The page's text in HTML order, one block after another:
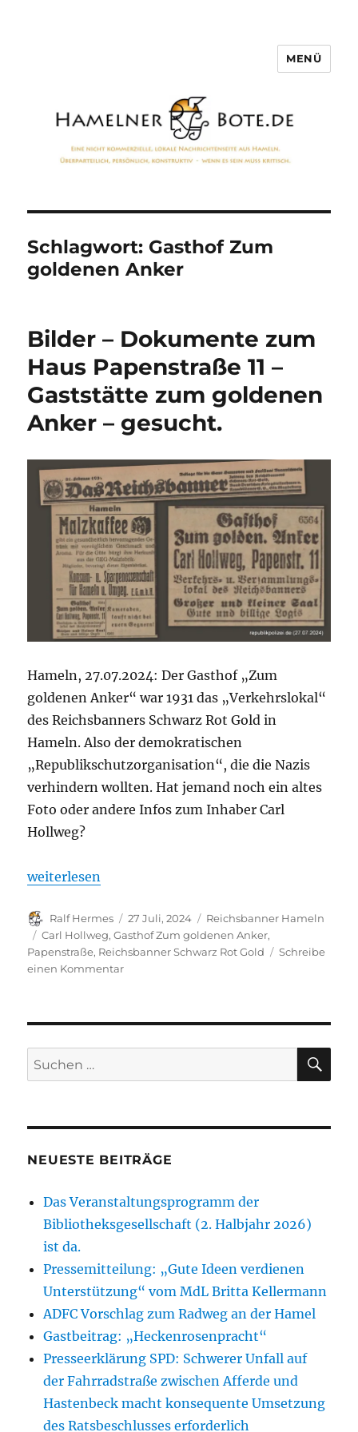
MENÜ
Schlagwort: Gasthof Zum
goldenen Anker
Bilder – Dokumente zum
Haus Papenstraße 11 –
Gaststätte zum goldenen
Anker – gesucht.
Hameln, 27.07.2024: Der Gasthof „Zum
goldenen Anker“ war 1931 das „Verkehrslokal“
des Reichsbanners Schwarz Rot Gold in
Hameln. Also der demokratischen
„Republikschutzorganisation“, die die Nazis
verhindern wollten. Hat jemand noch ein altes
Foto oder andere Infos zum Inhaber Carl
Hollweg?
„Bilder – Dokumente zum Haus Papenstraße 11 –
weiterlesen
Autor
Ralf Hermes
Veröffentlicht
am
27 Juli, 2024 Kategorien
Reichsbanner Hameln
Schlagwörter
Carl Hollweg,Gasthof Zum goldenen Anker,
Papenstraße, Reichsbanner Schwarz Rot Gold
Schreibe
einen Kommentarzu
Haus
11
goldenen
gesucht.
Suchen
nach:
NEUESTE BEITRÄGE
Das Veranstaltungsprogramm der
Bibliotheksgesellschaft (2. Halbjahr 2026)
ist da.
Pressemitteilung: „Gute Ideen verdienen
Unterstützung“ vom MdL Britta Kellermann
ADFC Vorschlag zum Radweg an der Hamel
Gastbeitrag: „Heckenrosenpracht“
Presseerklärung SPD: Schwerer Unfall auf
der Fahrradstraße zwischen Afferde und
Hastenbeck macht konsequente Umsetzung
des Ratsbeschlusses erforderlich